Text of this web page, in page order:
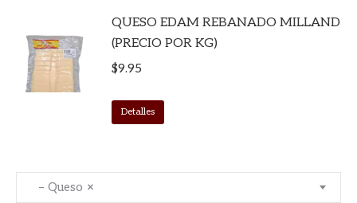
QUESO EDAM REBANADO MILLAND
(PRECIO POR KG)
$9.95
Detalles
×
– Queso